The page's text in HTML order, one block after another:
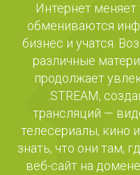
Интернет
обмениваются
бизнес и учатся.
различные
продолжает
.STREAM,
трансляций —
телесериалы, кино
знать, что они там,
веб-сайт на